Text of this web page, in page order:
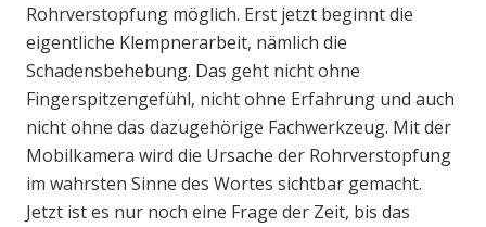
Rohrverstopfung möglich. Erst jetzt beginnt die
eigentliche Klempnerarbeit, nämlich die
Schadensbehebung. Das geht nicht ohne
Fingerspitzengefühl, nicht ohne Erfahrung und auch
nicht ohne das dazugehörige Fachwerkzeug. Mit der
Mobilkamera wird die Ursache der Rohrverstopfung
im wahrsten Sinne des Wortes sichtbar gemacht.
Jetzt ist es nur noch eine Frage der Zeit, bis das